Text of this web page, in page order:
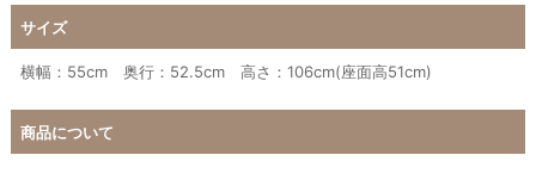
サイズ
横幅：55cm 奥行：52.5cm 高さ：106cm(座面高51cm)
商品について